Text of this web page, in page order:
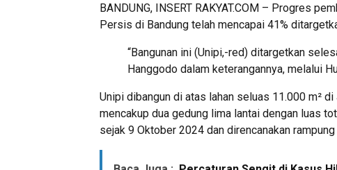
BANDUNG, INSERT RAKYAT.COM – Progres
Persis di Bandung telah mencapai 41%
“Bangunan ini (Unipi,-red) ditargetkan
Hanggodo dalam keterangannya, melalui
Unipi dibangun di atas lahan seluas 11.000 m²
mencakup dua gedung lima lantai dengan luas
sejak 9 Oktober 2024 dan direncanakan